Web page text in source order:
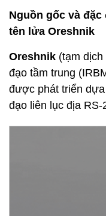
Nguồn gốc và
tên lửa Oreshnik
Oreshnik (tạm
đạo tầm trung
được phát triển
đạo liên lục địa RS-